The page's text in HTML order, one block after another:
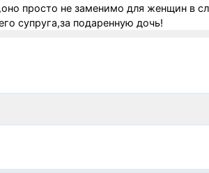
просто не заменимо для женщин в
супруга,за подаренную дочь!